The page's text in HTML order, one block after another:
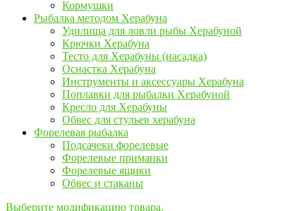
Кормушки
Рыбалка методом Херабуна
Удилища для ловли рыбы Херабуной
Крючки Херабуна
Тесто для Херабуны (насадка)
Оснастка Херабуна
Инструменты и аксессуары Херабуна
Поплавки для рыбалки Херабуной
Кресло для Херабуны
Обвес для стульев херабуна
Форелевая рыбалка
Подсачеки форелевые
Форелевые приманки
Форелевые ящики
Обвес и стаканы
Выберите модификацию товара.